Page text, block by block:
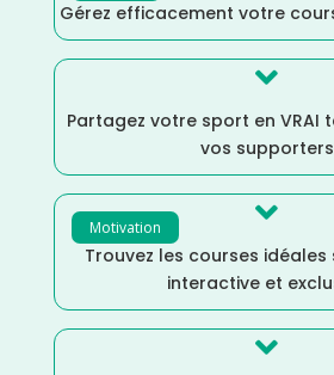
Gérez efficacement votre

Partagez votre sport en VRAI
vos supporters
Motivation 
Trouvez les courses
interactive et
